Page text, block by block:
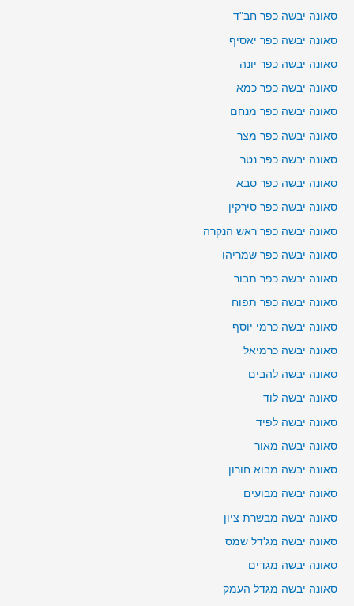
סאונה יבשה כפר חב"ד
סאונה יבשה כפר יאסיף
סאונה יבשה כפר יונה
סאונה יבשה כפר כמא
סאונה יבשה כפר מנחם
סאונה יבשה כפר מצר
סאונה יבשה כפר נטר
סאונה יבשה כפר סבא
סאונה יבשה כפר סירקין
סאונה יבשה כפר ראש הנקרה
סאונה יבשה כפר שמריהו
סאונה יבשה כפר תבור
סאונה יבשה כפר תפוח
סאונה יבשה כרמי יוסף
סאונה יבשה כרמיאל
סאונה יבשה להבים
סאונה יבשה לוד
סאונה יבשה לפיד
סאונה יבשה מאור
סאונה יבשה מבוא חורון
סאונה יבשה מבועים
סאונה יבשה מבשרת ציון
סאונה יבשה מג'דל שמס
סאונה יבשה מגדים
סאונה יבשה מגדל העמק